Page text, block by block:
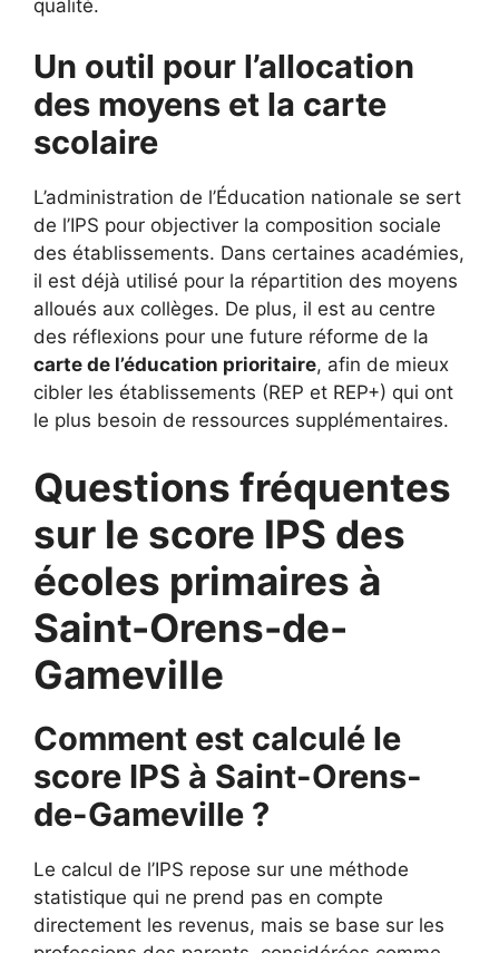
qualité.
Un outil pour l’allocation
des moyens et la carte
scolaire
L’administration de l’Éducation nationale se sert
de l’IPS pour objectiver la composition sociale
des établissements. Dans certaines académies,
il est déjà utilisé pour la répartition des moyens
alloués aux collèges. De plus, il est au centre
des réflexions pour une future réforme de la
carte de l’éducation prioritaire, afin de mieux
cibler les établissements (REP et REP+) qui ont
le plus besoin de ressources supplémentaires.
Questions fréquentes
sur le score IPS des
écoles primaires à
Saint-Orens-de-
Gameville
Comment est calculé le
score IPS à Saint-Orens-
de-Gameville ?
Le calcul de l’IPS repose sur une méthode
statistique qui ne prend pas en compte
directement les revenus, mais se base sur les